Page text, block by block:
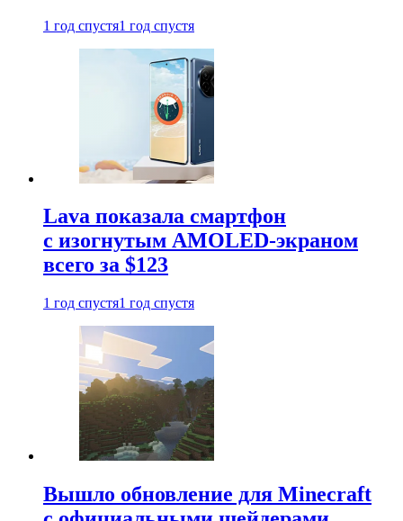
1 год спустя1 год спустя
Lava показала смартфон
с изогнутым AMOLED-экраном
всего за $123
1 год спустя1 год спустя
Вышло обновление для Minecraft